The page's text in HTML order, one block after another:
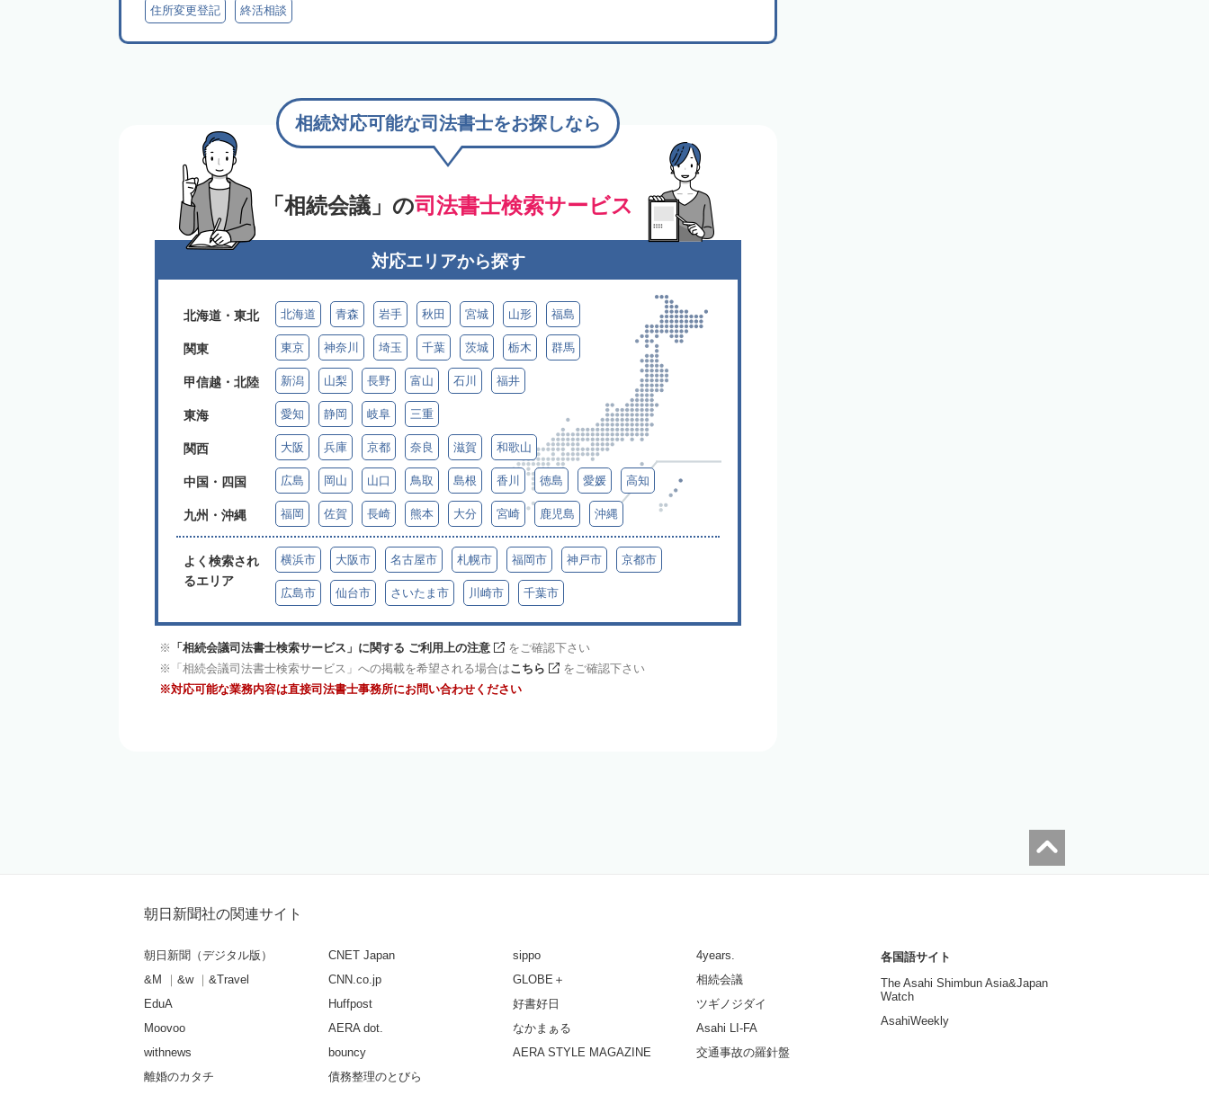
住所変更登記 終活相談
「相続会議」の司法書士検索サービス
相続対応可能な司法書士をお探しなら
対応エリアから探す
北海道・東北 北海道 青森 岩手 秋田 宮城 山形 福島
関東 東京 神奈川 埼玉 千葉 茨城 栃木 群馬
甲信越・北陸 新潟 山梨 長野 富山 石川 福井
東海 愛知 静岡 岐阜 三重
関西 大阪 兵庫 京都 奈良 滋賀 和歌山
中国・四国 広島 岡山 山口 鳥取 島根 香川 徳島 愛媛 高知
九州・沖縄 福岡 佐賀 長崎 熊本 大分 宮崎 鹿児島 沖縄
よく検索され
るエリア
横浜市 大阪市 名古屋市 札幌市 福岡市 神戸市 京都市
広島市 仙台市 さいたま市 川崎市 千葉市
「相続会議司法書士検索サービス」に関する ご利用上の注意
をご確認下さい
「相続会議司法書士検索サービス」への掲載を希望される場合はこちら
をご確認下さい
対応可能な業務内容は直接司法書士事務所にお問い合わせください
朝日新聞社の関連サイト
朝日新聞（デジタル版）
&M
&w
&Travel
EduA
Moovoo
withnews
離婚のカタチ
CNET Japan
CNN.co.jp
Huffpost
AERA dot.
bouncy
債務整理のとびら
sippo
GLOBE＋
好書好日
なかまぁる
AERA STYLE MAGAZINE
4years.
相続会議
ツギノジダイ
Asahi LI-FA
交通事故の羅針盤
各国語サイト
The Asahi Shimbun Asia&Japan
Watch
AsahiWeekly